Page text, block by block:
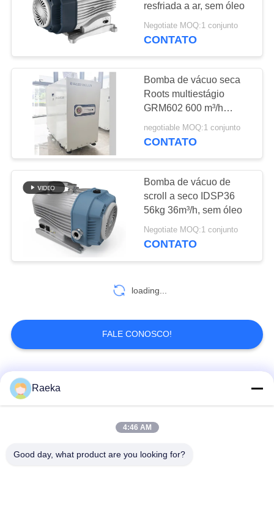
resfriada a ar, sem óleo
Negotiate MOQ:1 conjunto
CONTATO
Bomba de vácuo seca
Roots multiestágio
GRM602 600 m³/h
Bomba de vácuo de
média capacidade sem
negotiable MOQ:1 conjunto
CONTATO
Bomba de vácuo de
scroll a seco IDSP36
56kg 36m³/h, sem óleo
Negotiate MOQ:1 conjunto
CONTATO
loading...
FALE CONOSCO!
Categorias populares
Bomba de vácuo do
Raeka
4:46 AM
Good day, what product are you looking for?